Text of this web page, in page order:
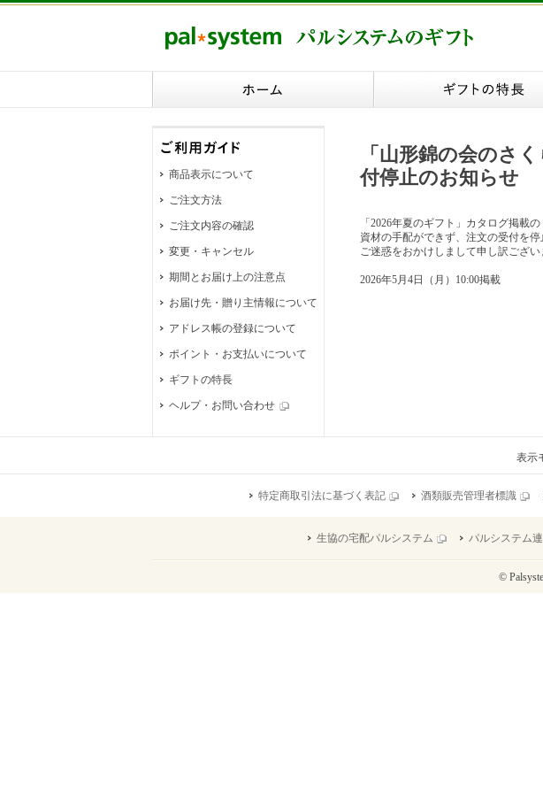
「山形錦の会のさ
付停止のお知らせ
「2026年夏のギフト」カタログ掲載
資材の手配ができず、注文の受付を停
ご迷惑をおかけしまして申し訳ござい
2026年5月4日（月）10:00掲載
商品表示について
ご注文方法
ご注文内容の確認
変更・キャンセル
期間とお届け上の注意点
お届け先・贈り主情報について
アドレス帳の登録について
ポイント・お支払いについて
ギフトの特長
ヘルプ・お問い合わせ
表示
特定商取引法に基づく表記 酒類販売管理者標識
生協の宅配パルシステム パルシステム
©